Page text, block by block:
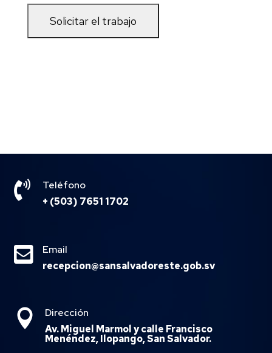

Teléfono
+ (503) 7651 1702

Email
recepcion@sansalvadoreste.gob.sv

Dirección
Av. Miguel Marmol y calle Francisco
Menéndez, Ilopango, San Salvador.